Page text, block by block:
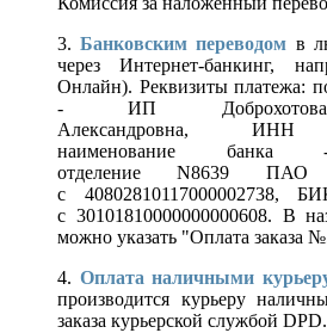
3.Банковским переводом в
через Интернет-банкинг,
Онлайн). Реквизиты платежа:
- ИП Доброхотова
Александровна, ИНН
наименование банка
отделение N8639 ПАО
с 40802810117000002738,
с 30101810000000000608. В
можно указать "Оплата заказа
4. Оплата наличными
производится курьеру
заказа курьерской службой DPD.